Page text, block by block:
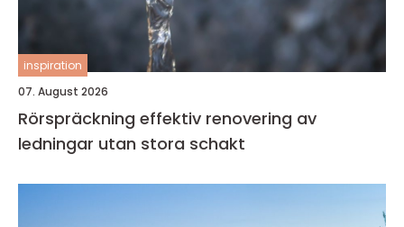
inspiration
07. August 2026
Rörspräckning effektiv renovering av
ledningar utan stora schakt